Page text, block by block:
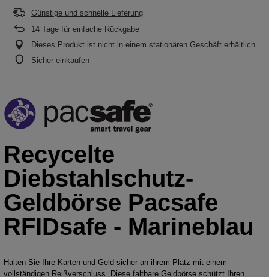
Günstige und schnelle Lieferung
14 Tage für einfache Rückgabe
Dieses Produkt ist nicht in einem stationären Geschäft erhältlich
Sicher einkaufen
Recycelte
Diebstahlschutz-
Geldbörse Pacsafe
RFIDsafe - Marineblau
Halten Sie Ihre Karten und Geld sicher an ihrem Platz mit einem
vollständigen Reißverschluss. Diese faltbare Geldbörse schützt Ihren